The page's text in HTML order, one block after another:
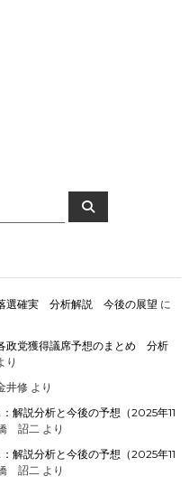
検
索
選確実 分析解説 今後の展望 に
党獲得議席予想のまとめ 分析
り
井修より
解説分析と今後の予想（2025年11
詔二 より
解説分析と今後の予想（2025年11
詔二 より